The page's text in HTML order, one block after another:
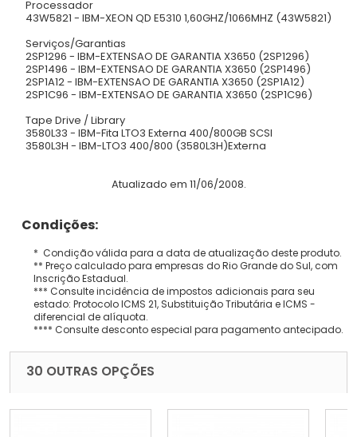
Processador
43W5821 - IBM-XEON QD E5310 1,60GHZ/1066MHZ (43W5821)
Serviços/Garantias
2SP1296 - IBM-EXTENSAO DE GARANTIA X3650 (2SP1296)
2SP1496 - IBM-EXTENSAO DE GARANTIA X3650 (2SP1496)
2SP1A12 - IBM-EXTENSAO DE GARANTIA X3650 (2SP1A12)
2SP1C96 - IBM-EXTENSAO DE GARANTIA X3650 (2SP1C96)
Tape Drive / Library
3580L33 - IBM-Fita LTO3 Externa 400/800GB SCSI
3580L3H - IBM-LTO3 400/800 (3580L3H)Externa
Atualizado em 11/06/2008.
Condições:
* Condição válida para a data de atualização deste produto.
** Preço calculado para empresas do Rio Grande do Sul, com
Inscrição Estadual.
*** Consulte incidência de impostos adicionais para seu
estado: Protocolo ICMS 21, Substituição Tributária e ICMS -
diferencial de alíquota.
**** Consulte desconto especial para pagamento antecipado.
30 OUTRAS OPÇÕES